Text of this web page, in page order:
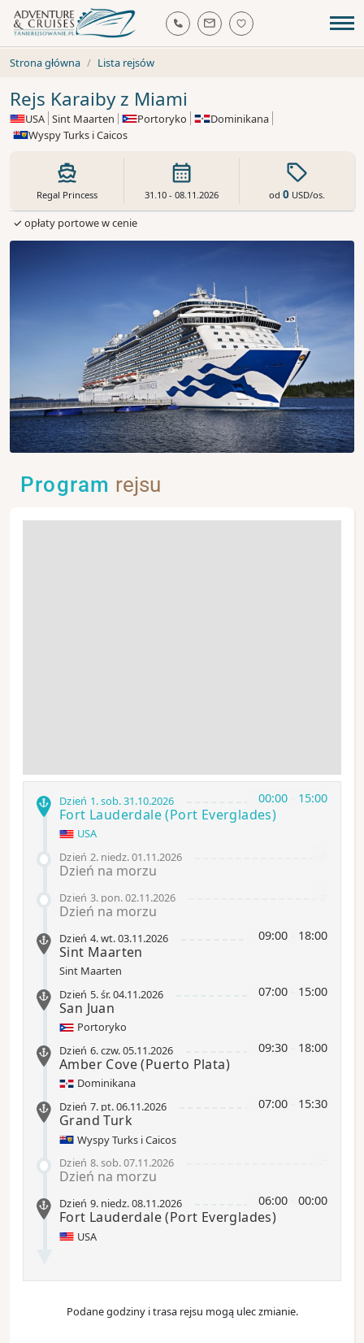
Strona główna Lista rejsów
Rejs Karaiby z Miami
USA Sint Maarten Portoryko
Dominikana
Wyspy Turks i Caicos
Regal Princess 31.10 - 08.11.2026 od 0USD/os.
✓ opłaty portowe w cenie
Program rejsu
00:00 15:00
Dzień 1.sob.31.10.2026
Fort Lauderdale(Port Everglades)
USA
Dzień 2. niedz.01.11.2026
Dzień na morzu
Dzień 3. pon.02.11.2026
Dzień na morzu
09:00 18:00
Dzień 4.wt.03.11.2026
Sint Maarten
Sint Maarten
07:00 15:00
Dzień 5.śr.04.11.2026
San Juan
Portoryko
09:30 18:00
Dzień 6.czw.05.11.2026
Amber Cove(Puerto Plata)
Dominikana
07:00 15:30
Dzień 7. pt.06.11.2026
Grand Turk
Wyspy Turks i Caicos
Dzień 8.sob.07.11.2026
Dzień na morzu
06:00 00:00
Dzień 9. niedz.08.11.2026
Fort Lauderdale(Port Everglades)
USA
Podane godziny i trasa rejsu mogą ulec zmianie.